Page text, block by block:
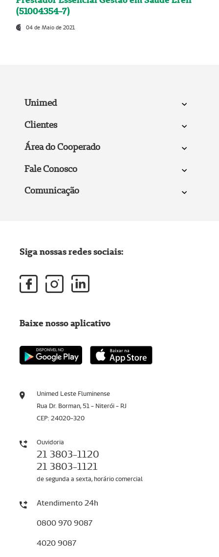
(51004354-7)
04 de Maio de 2021
Unimed
Clientes
Área do Cooperado
Fale Conosco
Comunicação
Unimed Leste Fluminense
Rua Dr. Borman, 51 - Niterói - RJ
CEP: 24020-320
Ouvidoria
21 3803-1120
21 3803-1121
de segunda a sexta, horário comercial
Atendimento 24h
0800 970 9087
4020 9087
Siga nossas redes sociais:
Baixe nosso aplicativo